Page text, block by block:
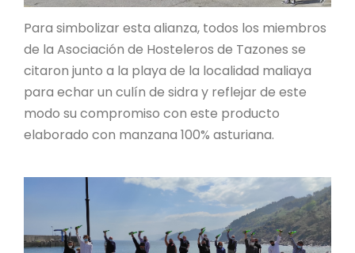
Para simbolizar esta alianza, todos los miembros
de la Asociación de Hosteleros de Tazones se
citaron junto a la playa de la localidad maliaya
para echar un culín de sidra y reflejar de este
modo su compromiso con este producto
elaborado con manzana 100% asturiana.